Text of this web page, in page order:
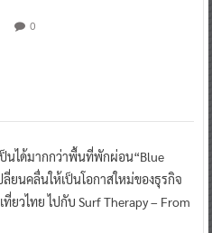
0
ป็นได้มากกว่าพื้นที่พักผ่อน“Blue
ลี่ยนคลื่นให้เป็นโอกาสใหม่ของธุรกิจ
ที่ยวไทย ไปกับ Surf Therapy – From